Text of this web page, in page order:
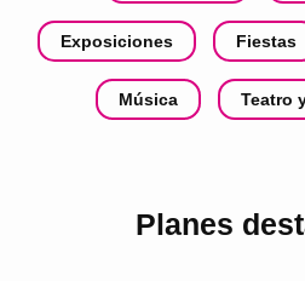
Exposiciones Fiestas
Música Teatro
Planes